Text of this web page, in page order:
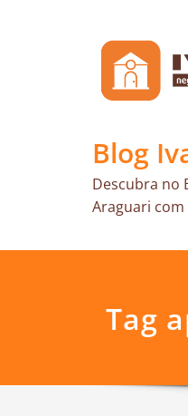
Blog
Descubra no
Araguari
Tag